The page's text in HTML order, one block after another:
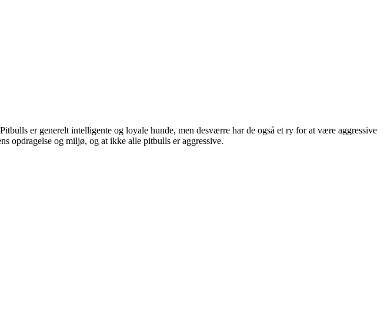
er generelt intelligente og loyale hunde, men desværre har de også et ry for at være aggressive
opdragelse og miljø, og at ikke alle pitbulls er aggressive.